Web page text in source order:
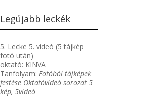
Legújabb leckék
5. Lecke 5. videó (5 tájkép
fotó után)
oktató: KINVA
Tanfolyam:Fotóból tájképek
festése Oktatóvideó sorozat 5
kép, 5videó